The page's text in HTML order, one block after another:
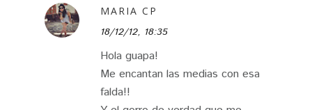
MARIA CP
18/12/12, 18:35
Hola guapa!
Me encantan las medias con esa
falda!!